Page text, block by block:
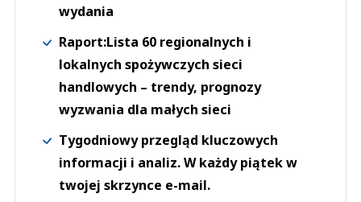
wydania
Raport:Lista 60 regionalnych i
lokalnych spożywczych sieci
handlowych – trendy, prognozy
wyzwania dla małych sieci
Tygodniowy przegląd kluczowych
informacji i analiz. W każdy piątek w
twojej skrzynce e-mail.